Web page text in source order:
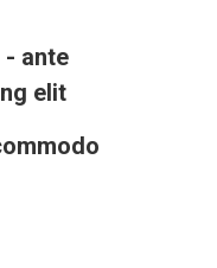
- ante
elit